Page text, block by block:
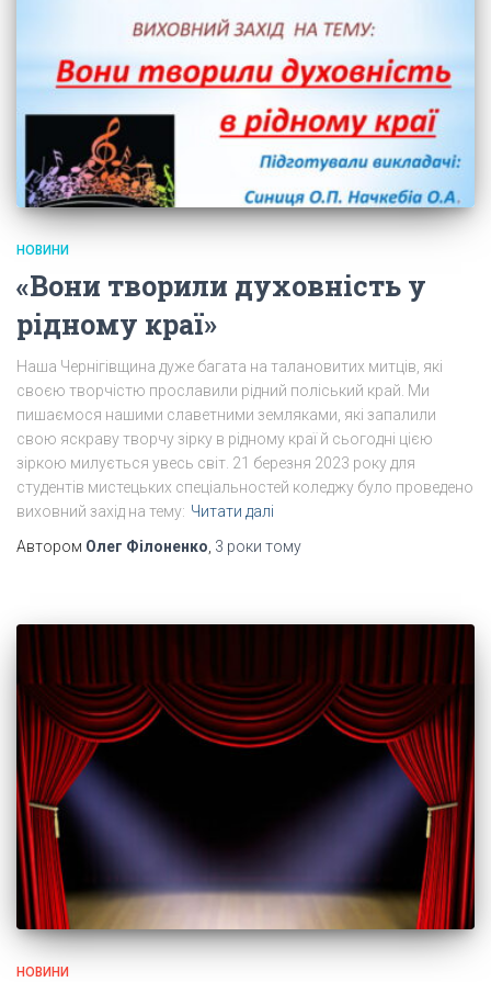
НОВИНИ
«Вони творили духовність у
рідному краї»
Наша Чернігівщина дуже багата на талановитих митців, які
своєю творчістю прославили рідний поліський край. Ми
пишаємося нашими славетними земляками, які запалили
свою яскраву творчу зірку в рідному краї й сьогодні цією
зіркою милується увесь світ. 21 березня 2023 року для
студентів мистецьких спеціальностей коледжу було проведено
виховний захід на тему: Читати далі
Автором Олег Філоненко 3 роки тому
НОВИНИ